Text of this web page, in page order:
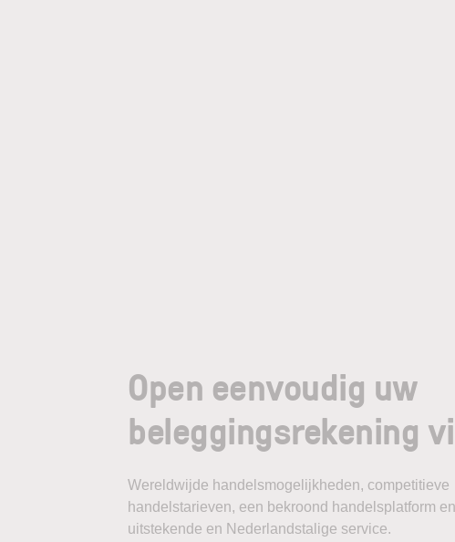
Open eenvoudig uw
beleggingsrekening
Wereldwijde handelsmogelijkheden, competitieve
handelstarieven, een bekroond handelsplatform
uitstekende en Nederlandstalige service.